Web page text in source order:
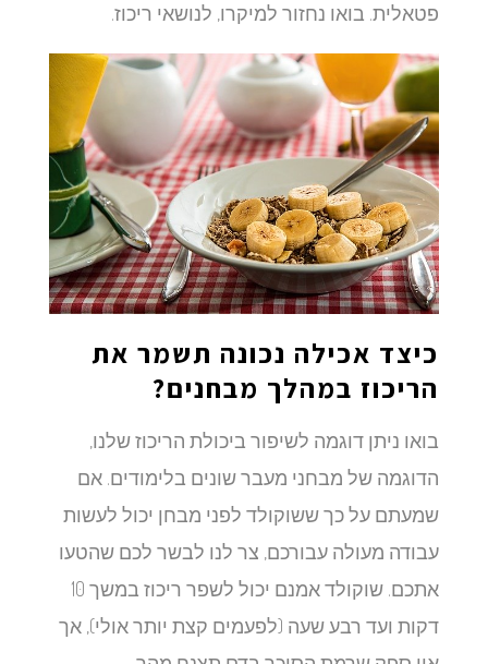
פטאלית. בואו נחזור למיקרו, לנושאי ריכוז.
כיצד אכילה נכונה תשמר את
הריכוז במהלך מבחנים?
בואו ניתן דוגמה לשיפור ביכולת הריכוז שלנו,
הדוגמה של מבחני מעבר שונים בלימודים. אם
שמעתם על כך ששוקולד לפני מבחן יכול לעשות
עבודה מעולה עבורכם, צר לנו לבשר לכם שהטעו
אתכם. שוקולד אמנם יכול לשפר ריכוז במשך 10
דקות ועד רבע שעה (לפעמים קצת יותר אולי), אך